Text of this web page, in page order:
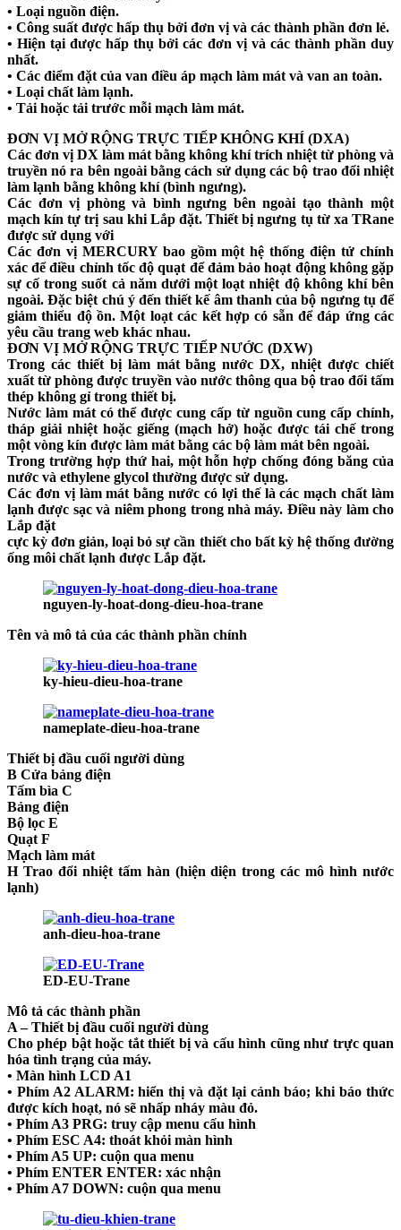
• Loại nguồn điện.
• Công suất được hấp thụ bởi đơn vị và các thành phần đơn lẻ.
• Hiện tại được hấp thụ bởi các đơn vị và các thành phần duy
nhất.
• Các điểm đặt của van điều áp mạch làm mát và van an toàn.
• Loại chất làm lạnh.
• Tải hoặc tải trước mỗi mạch làm mát.
ĐƠN VỊ MỞ RỘNG TRỰC TIẾP KHÔNG KHÍ (DXA)
Các đơn vị DX làm mát bằng không khí trích nhiệt từ phòng và
truyền nó ra bên ngoài bằng cách sử dụng các bộ trao đổi nhiệt
làm lạnh bằng không khí (bình ngưng).
Các đơn vị phòng và bình ngưng bên ngoài tạo thành một
mạch kín tự trị sau khi Lắp đặt. Thiết bị ngưng tụ từ xa TRane
được sử dụng với
Các đơn vị MERCURY bao gồm một hệ thống điện tử chính
xác để điều chỉnh tốc độ quạt để đảm bảo hoạt động không gặp
sự cố trong suốt cả năm dưới một loạt nhiệt độ không khí bên
ngoài. Đặc biệt chú ý đến thiết kế âm thanh của bộ ngưng tụ để
giảm thiểu độ ồn. Một loạt các kết hợp có sẵn để đáp ứng các
yêu cầu trang web khác nhau.
ĐƠN VỊ MỞ RỘNG TRỰC TIẾP NƯỚC (DXW)
Trong các thiết bị làm mát bằng nước DX, nhiệt được chiết
xuất từ ​​phòng được truyền vào nước thông qua bộ trao đổi tấm
thép không gỉ trong thiết bị.
Nước làm mát có thể được cung cấp từ nguồn cung cấp chính,
tháp giải nhiệt hoặc giếng (mạch hở) hoặc được tái chế trong
một vòng kín được làm mát bằng các bộ làm mát bên ngoài.
Trong trường hợp thứ hai, một hỗn hợp chống đóng băng của
nước và ethylene glycol thường được sử dụng.
Các đơn vị làm mát bằng nước có lợi thế là các mạch chất làm
lạnh được sạc và niêm phong trong nhà máy. Điều này làm cho
Lắp đặt
cực kỳ đơn giản, loại bỏ sự cần thiết cho bất kỳ hệ thống đường
ống môi chất lạnh được Lắp đặt.
nguyen-ly-hoat-dong-dieu-hoa-trane
Tên và mô tả của các thành phần chính
ky-hieu-dieu-hoa-trane
nameplate-dieu-hoa-trane
Thiết bị đầu cuối người dùng
B Cửa bảng điện
Tấm bìa C
Bảng điện
Bộ lọc E
Quạt F
Mạch làm mát
H Trao đổi nhiệt tấm hàn (hiện diện trong các mô hình nước
lạnh)
anh-dieu-hoa-trane
ED-EU-Trane
Mô tả các thành phần
A – Thiết bị đầu cuối người dùng
Cho phép bật hoặc tắt thiết bị và cấu hình cũng như trực quan
hóa tình trạng của máy.
• Màn hình LCD A1
• Phím A2 ALARM: hiển thị và đặt lại cảnh báo; khi báo thức
được kích hoạt, nó sẽ nhấp nháy màu đỏ.
• Phím A3 PRG: truy cập menu cấu hình
• Phím ESC A4: thoát khỏi màn hình
• Phím A5 UP: cuộn qua menu
• Phím ENTER ENTER: xác nhận
• Phím A7 DOWN: cuộn qua menu